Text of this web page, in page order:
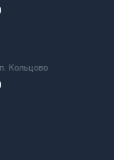
Кольцово